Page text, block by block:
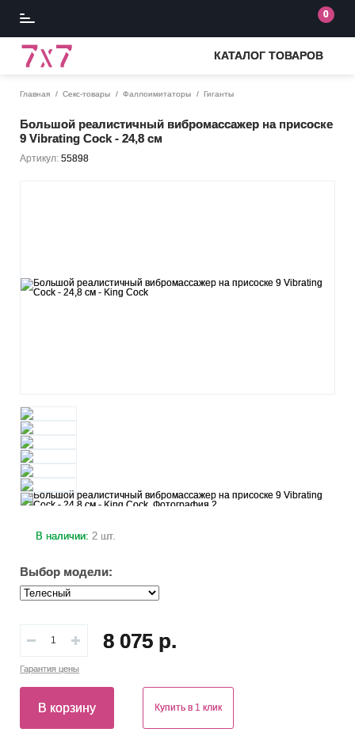
0
КАТАЛОГ ТОВАРОВ
Главная Секс-товары Фаллоимитаторы Гиганты
Большой реалистичный вибромассажер на присоске
9 Vibrating Cock - 24,8 см
Артикул: 55898
В наличии: 2 шт.
Выбор модели:
Гарантия цены
8 075 р.
В корзину Купить в 1 клик